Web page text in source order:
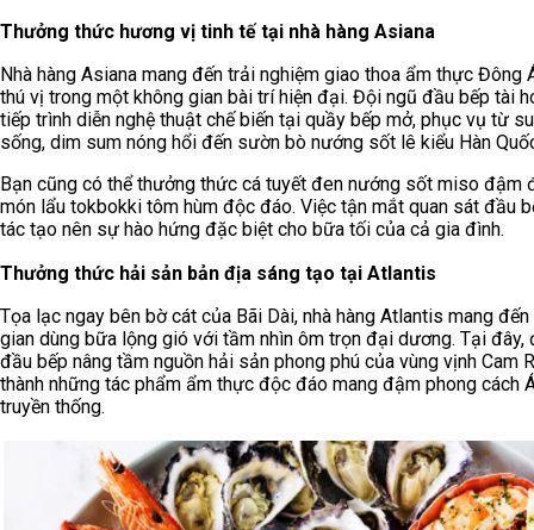
Thưởng thức hương vị tinh tế tại nhà hàng Asiana
Nhà hàng Asiana mang đến trải nghiệm giao thoa ẩm thực Đông
thú vị trong một không gian bài trí hiện đại. Đội ngũ đầu bếp tài
tiếp trình diễn nghệ thuật chế biến tại quầy bếp mở, phục vụ từ
sống, dim sum nóng hổi đến sườn bò nướng sốt lê kiểu Hàn
Bạn cũng có thể thưởng thức cá tuyết đen nướng sốt miso đậm
món lẩu tokbokki tôm hùm độc đáo. Việc tận mắt quan sát đầu
tác tạo nên sự hào hứng đặc biệt cho bữa tối của cả gia đình.
Thưởng thức hải sản bản địa sáng tạo tại Atlantis
Tọa lạc ngay bên bờ cát của Bãi Dài, nhà hàng Atlantis mang
gian dùng bữa lộng gió với tầm nhìn ôm trọn đại dương. Tại đây,
đầu bếp nâng tầm nguồn hải sản phong phú của vùng vịnh Cam
thành những tác phẩm ẩm thực độc đáo mang đậm phong cách
truyền thống.